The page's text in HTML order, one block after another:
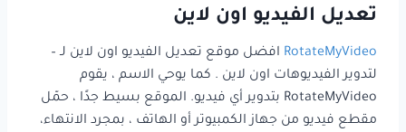
تعديل الفيديو اون لاين
RotateMyVideo افضل موقع تعديل الفيديو اون لاين لـ –
لتدوير الفيديوهات اون لاين . كما يوحي الاسم ، يقوم
RotateMyVideo بتدوير أي فيديو. الموقع بسيط جدًا ، حمّل
مقطع فيديو من جهاز الكمبيوتر أو الهاتف ، بمجرد الانتهاء،